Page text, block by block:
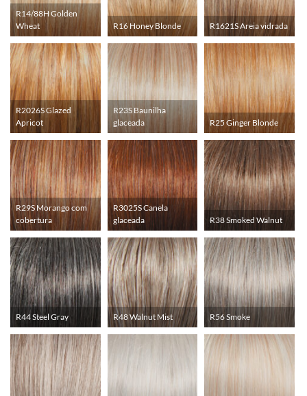
R14/88H Golden
Wheat
R16 Honey Blonde R1621S Areia vidrada
R2026S Glazed
Apricot
R23S Baunilha
glaceada
R25 Ginger Blonde
R29S Morango com
cobertura
R3025S Canela
glaceada
R38 Smoked Walnut
R44 Steel Gray R48 Walnut Mist R56 Smoke